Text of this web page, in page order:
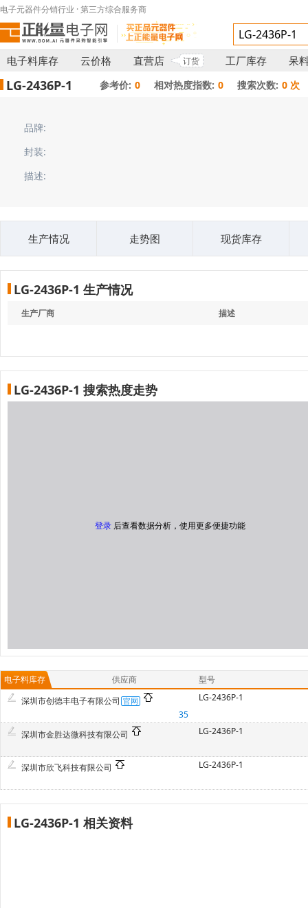
电子元器件分销行业 · 第三方综合服务商
电子料库存 云价格 直营店 订货 工厂库存 呆
LG-2436P-1 参考价: 0 相对热度指数: 0 搜索次数: 0 次
品牌:
封装:
描述:
生产情况 走势图 现货库存
LG-2436P-1 生产情况
生产厂商 描述
LG-2436P-1 搜索热度走势
登录 后查看数据分析，使用更多便捷功能
电子料库存 供应商
型号
深圳市创德丰电子有限公司
35
LG-2436P-1
深圳市金胜达微科技有限公司 LG-2436P-1
深圳市欣飞科技有限公司 LG-2436P-1
LG-2436P-1 相关资料